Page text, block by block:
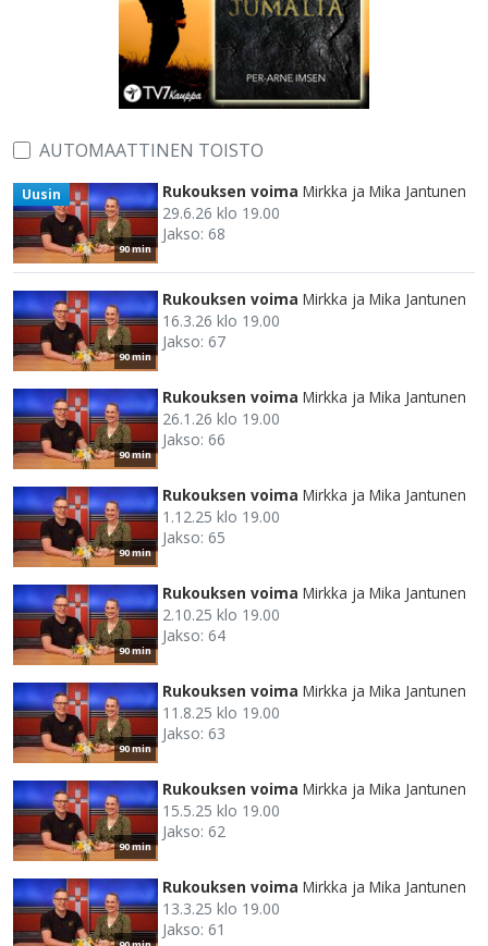
AUTOMAATTINEN TOISTO
90 min
Uusin Rukouksen voima Mirkka ja Mika Jantunen
29.6.26 klo 19.00
Jakso: 68
90 min
Rukouksen voima Mirkka ja Mika Jantunen
16.3.26 klo 19.00
Jakso: 67
90 min
Rukouksen voima Mirkka ja Mika Jantunen
26.1.26 klo 19.00
Jakso: 66
90 min
Rukouksen voima Mirkka ja Mika Jantunen
1.12.25 klo 19.00
Jakso: 65
90 min
Rukouksen voima Mirkka ja Mika Jantunen
2.10.25 klo 19.00
Jakso: 64
90 min
Rukouksen voima Mirkka ja Mika Jantunen
11.8.25 klo 19.00
Jakso: 63
90 min
Rukouksen voima Mirkka ja Mika Jantunen
15.5.25 klo 19.00
Jakso: 62
Rukouksen voima Mirkka ja Mika Jantunen
13.3.25 klo 19.00
Jakso: 61